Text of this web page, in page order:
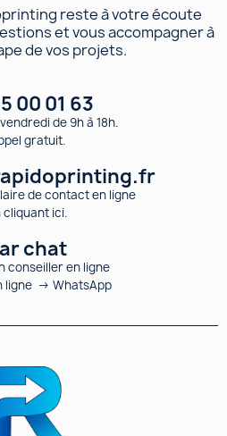
reste à votre écoute
et vous accompagner à
de vos projets.
00 01 63
de 9h à 18h.
gratuit.
de contact en ligne
cliquant ici.
chat
conseiller en ligne
ligne → WhatsApp